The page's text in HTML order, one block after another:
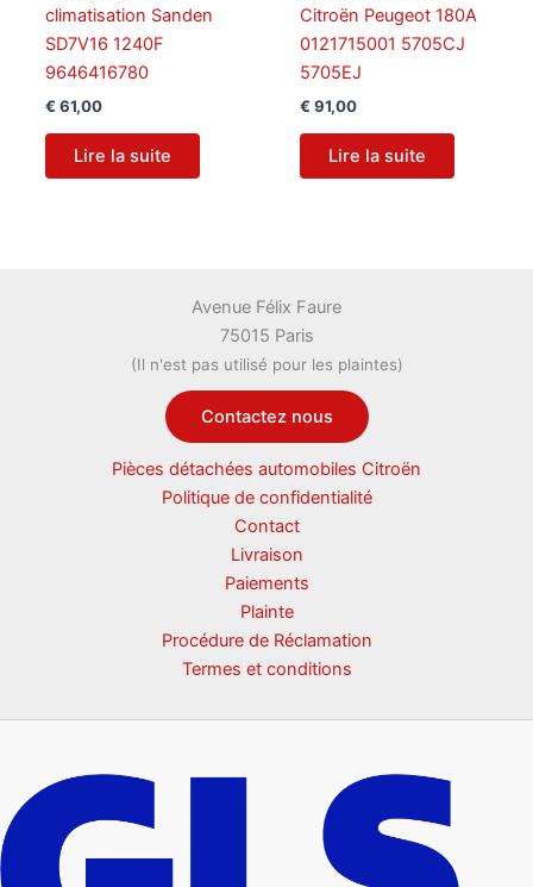
climatisation Sanden
SD7V16 1240F
9646416780
€ 61,00
Lire la suite
Citroën Peugeot 180A
0121715001 5705CJ
5705EJ
€ 91,00
Lire la suite
Avenue Félix Faure
75015 Paris
(Il n'est pas utilisé pour les plaintes)
Contactez nous
Pièces détachées automobiles Citroën
Politique de confidentialité
Contact
Livraison
Paiements
Plainte
Procédure de Réclamation
Termes et conditions